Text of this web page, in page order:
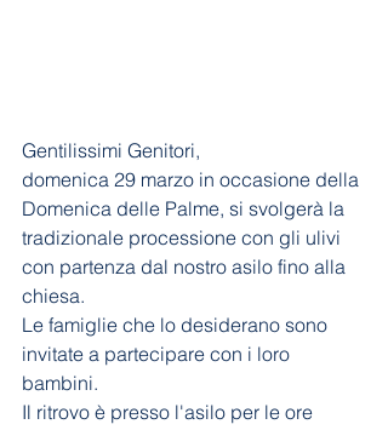
Gentilissimi Genitori,
domenica 29 marzo in occasione della
Domenica delle Palme, si svolgerà la
tradizionale processione con gli ulivi
con partenza dal nostro asilo fino alla
chiesa.
Le famiglie che lo desiderano sono
invitate a partecipare con i loro
bambini.
Il ritrovo è presso l'asilo per le ore